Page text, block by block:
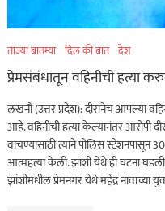
ताज्या बातम्या दिल की बात देश
प्रेमसंबंधातून वहिनीची हत्या
लखनौ (उत्तर प्रदेश): दीरानेच आपल्या
आहे. वहिनीची हत्या केल्यानंतर आरोपी
वाचण्यासाठी त्याने पोलिस स्टेशनपासून
आत्महत्या केली. झांशी येथे ही घटना
झांशीमधील प्रेमनगर येथे महेंद्र